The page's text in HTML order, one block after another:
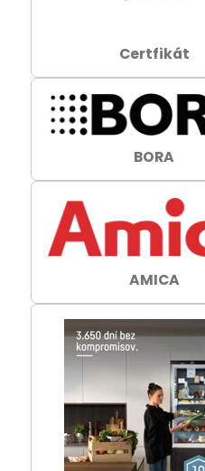
Certfikát
BORA
AMICA